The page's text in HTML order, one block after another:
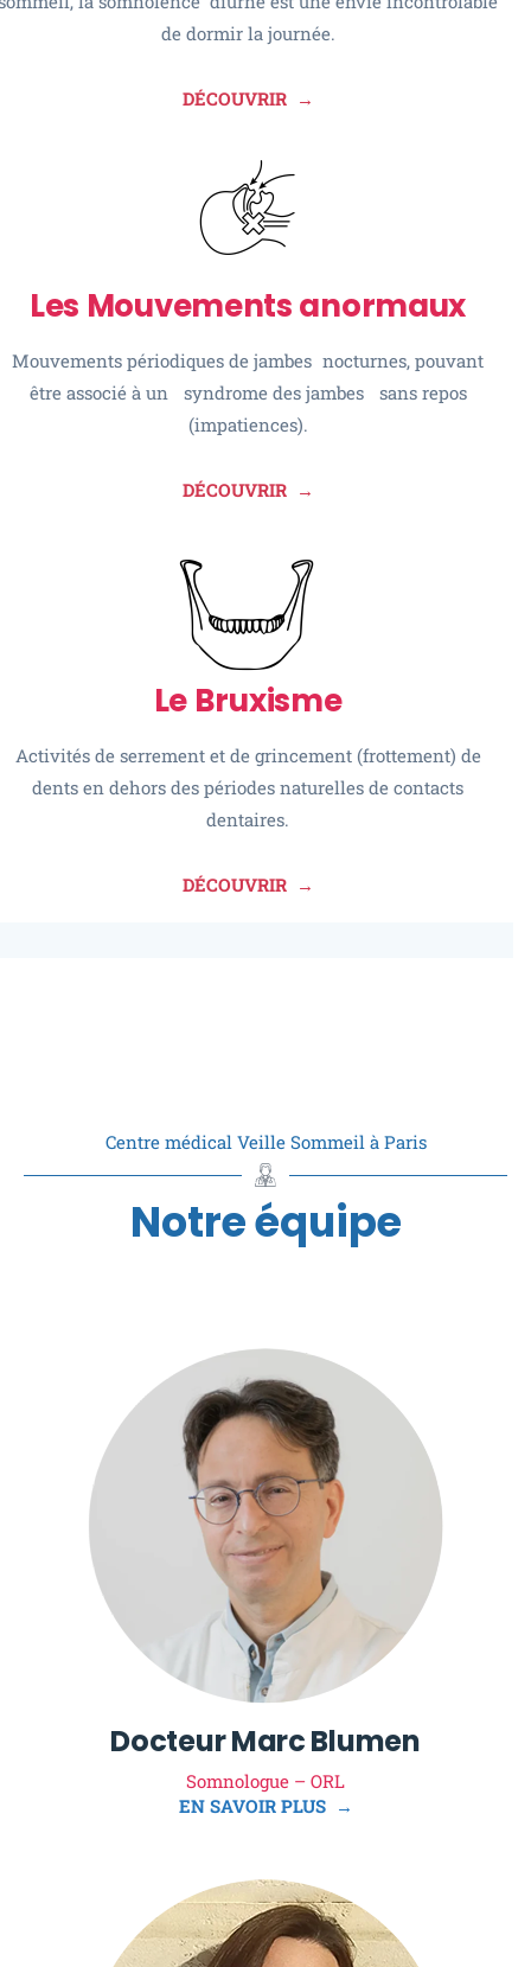
de dormir la journée.
DÉCOUVRIR→
Les Mouvements anormaux
Mouvements périodiques de jambes nocturnes, pouvant
être associé à un syndrome des jambes sans repos
(impatiences).
DÉCOUVRIR →
Le Bruxisme
Activités de serrement et de grincement (frottement) de
dents en dehors des périodes naturelles de contacts
dentaires.
DÉCOUVRIR →
Centre médical Veille Sommeil à Paris
Notre équipe
Docteur Marc Blumen
Somnologue – ORL
EN SAVOIR PLUS →